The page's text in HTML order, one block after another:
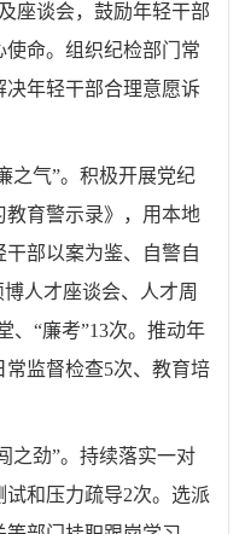
座谈会，鼓励年轻干部
命。组织纪检部门常
决年轻干部合理意愿诉
之气”。积极开展党纪
教育警示录》，用本地
部以案为鉴、自警自
人才座谈会、人才周
、“廉考”13次。推动年
监督检查5次、教育培
之劲”。持续落实一对
和压力疏导2次。选派